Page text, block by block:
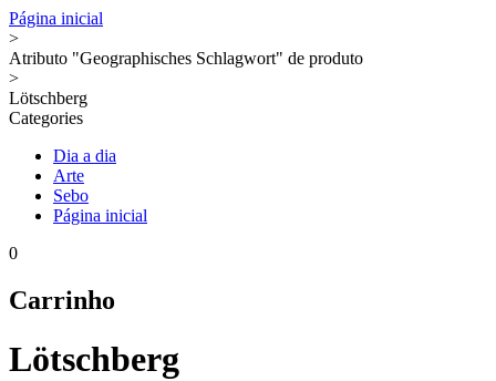
Página inicial
>
Atributo "Geographisches Schlagwort" de produto
>
Lötschberg
Categories
Dia a dia
Arte
Sebo
Página inicial
0
Carrinho
Lötschberg